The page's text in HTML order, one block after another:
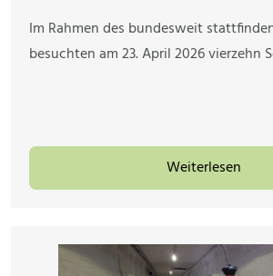
Im Rahmen des bundesweit
besuchten am 23. April 2026 vierzehn
Weiterlesen